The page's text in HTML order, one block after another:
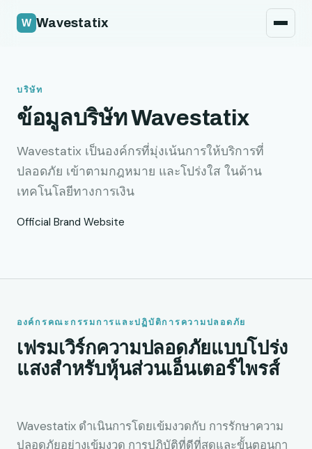
Wavestatix
นโยบายความปลอดภัย
ติดต่อ
บริษัท
ข้อมูลบริษัท Wavestatix
Wavestatix เป็นองค์กรที่มุ่งเน้นการให้บริการที่
ปลอดภัย เข้าตามกฎหมาย และโปร่งใส ในด้าน
เทคโนโลยีทางการเงิน
Official Brand Website
องค์กรคณะกรรมการและปฏิบัติการความปลอดภัย
เฟรมเวิร์กความปลอดภัยแบบโปร่ง
แสงสําหรับหุ้นส่วนเอ็นเตอร์ไพรส์
Wavestatix ดําเนินการโดยเข้มงวดกับ การรักษาความ
ปลอดภัยอย่างเข้มงวด การปฏิบัติที่ดีที่สุดและขั้นตอนกา